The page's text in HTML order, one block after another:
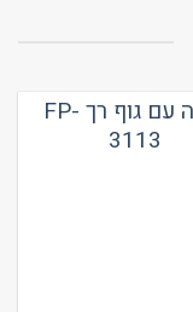
בובה עם גוף רך FP-
3113